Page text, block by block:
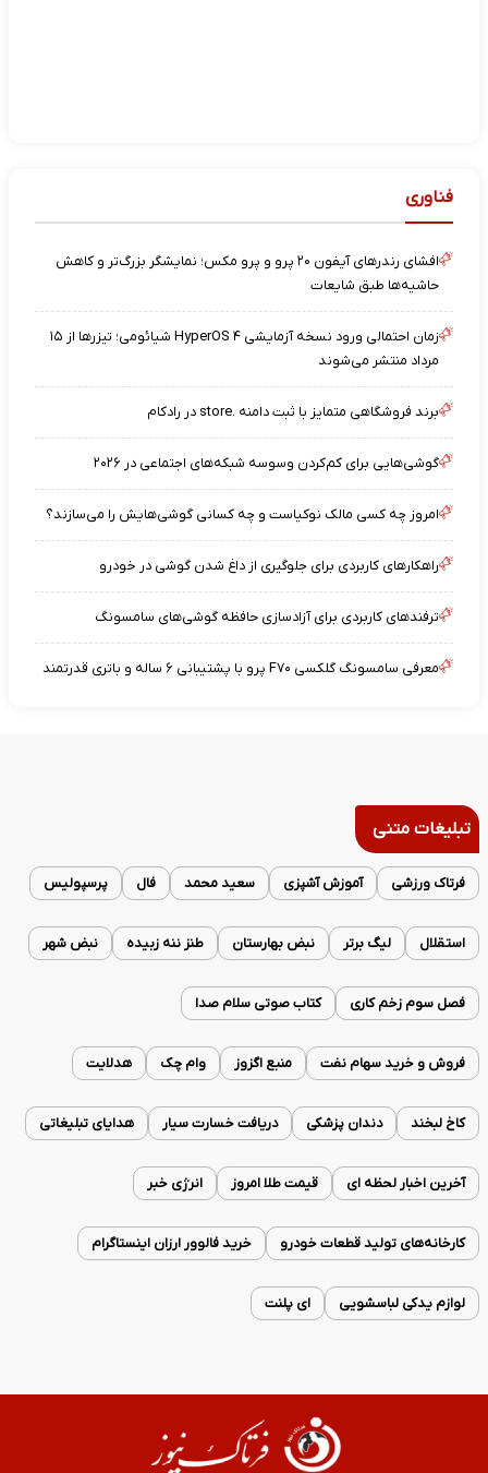
فناوری
افشای رندرهای آیفون ۲۰ پرو و پرو مکس؛ نمایشگر بزرگ‌تر و کاهش
حاشیه‌ها طبق شایعات
زمان احتمالی ورود نسخه آزمایشی HyperOS ۴ شیائومی؛ تیزرها از ۱۵
مرداد منتشر می‌شوند
برند فروشگاهی متمایز با ثبت دامنه .store در رادکام
گوشی‌هایی برای کم‌کردن وسوسه شبکه‌های اجتماعی در ۲۰۲۶
امروز چه کسی مالک نوکیاست و چه کسانی گوشی‌هایش را می‌سازند؟
راهکارهای کاربردی برای جلوگیری از داغ شدن گوشی در خودرو
ترفندهای کاربردی برای آزادسازی حافظه گوشی‌های سامسونگ
معرفی سامسونگ گلکسی F۷۰ پرو با پشتیبانی ۶ ساله و باتری قدرتمند
تبلیغات متنی
فرتاک ورزشی آموزش آشپزی سعید محمد فال پرسپولیس
استقلال لیگ برتر نبض بهارستان طنز ننه زبیده نبض شهر
فصل سوم زخم کاری کتاب صوتی سلام صدا
فروش و خرید سهام نفت منبع اگزوز وام چک هدلایت
کاخ لبخند دندان پزشکی دریافت خسارت سیار هدایای تبلیغاتی
آخرین اخبار لحظه ای قیمت طلا امروز انرژی خبر
کارخانه‌های تولید قطعات خودرو خرید فالوور ارزان اینستاگرام
لوازم یدکی لباسشویی ای پلنت